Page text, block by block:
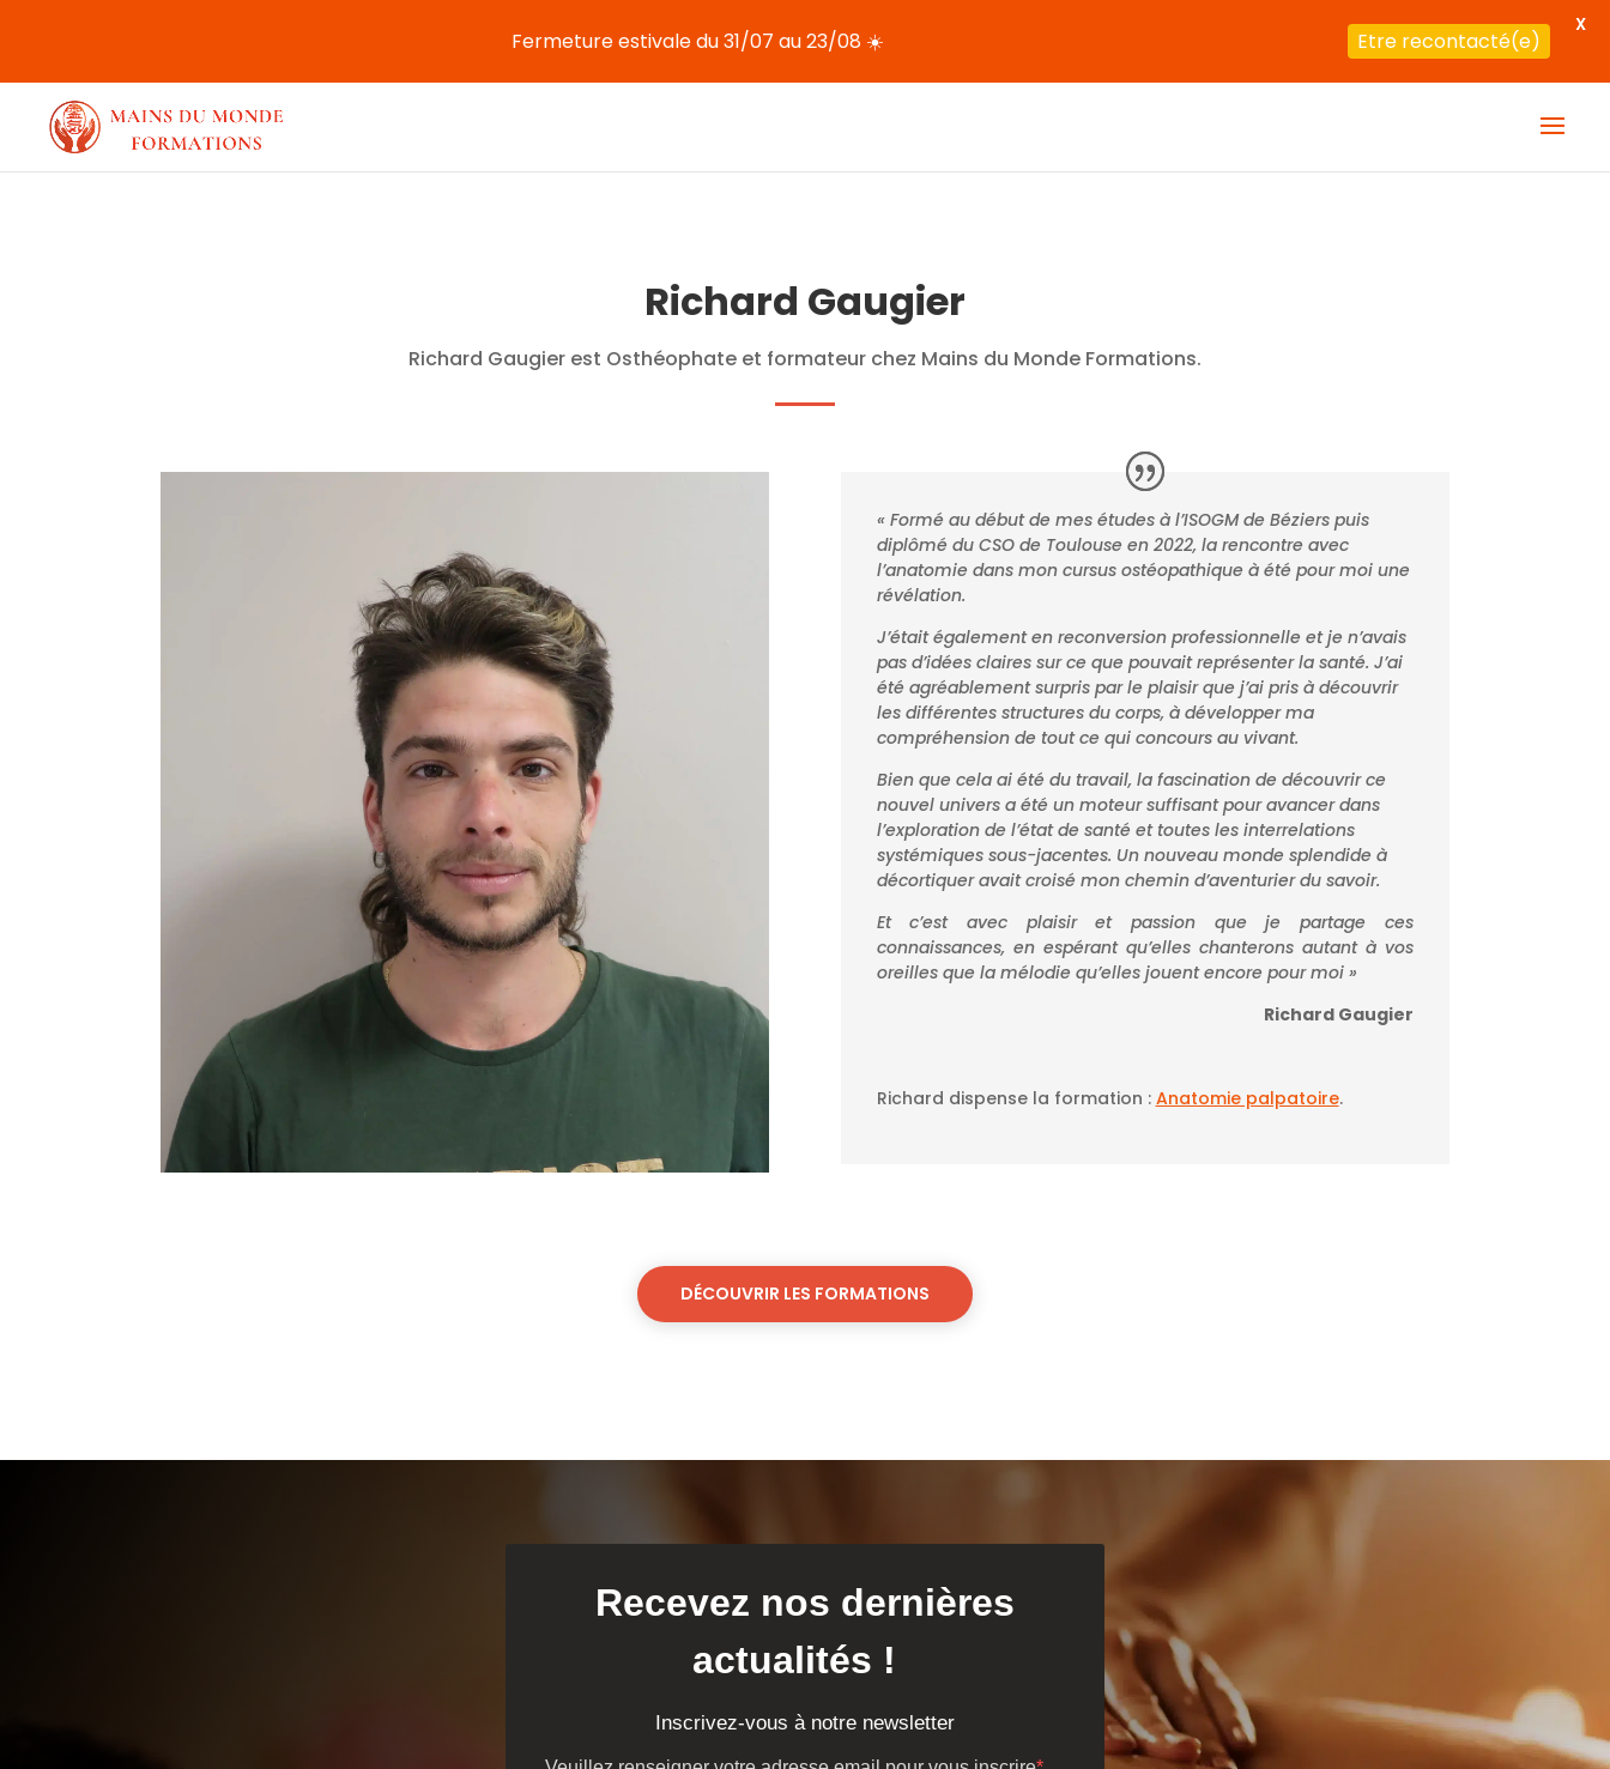
Richard Gaugier
Richard Gaugier est Osthéophate et formateur chez Mains du Monde Formations.
« Formé au début de mes études à l’ISOGM de Béziers puis
diplômé du CSO de Toulouse en 2022, la rencontre avec
l’anatomie dans mon cursus ostéopathique à été pour moi une
révélation.
J’était également en reconversion professionnelle et je n’avais
pas d’idées claires sur ce que pouvait représenter la santé. J’ai
été agréablement surpris par le plaisir que j’ai pris à découvrir
les différentes structures du corps, à développer ma
compréhension de tout ce qui concours au vivant.
Bien que cela ai été du travail, la fascination de découvrir ce
nouvel univers a été un moteur suffisant pour avancer dans
l’exploration de l’état de santé et toutes les interrelations
systémiques sous-jacentes. Un nouveau monde splendide à
décortiquer avait croisé mon chemin d’aventurier du savoir.
Et c’est avec plaisir et passion que je partage ces
connaissances, en espérant qu’elles chanterons autant à vos
oreilles que la mélodie qu’elles jouent encore pour moi »
Richard Gaugier
Richard dispense la formation : Anatomie palpatoire.
DÉCOUVRIR LES FORMATIONS
Fermeture estivale du 31/07 au 23/08 ☀️ Etre recontacté(e)
X